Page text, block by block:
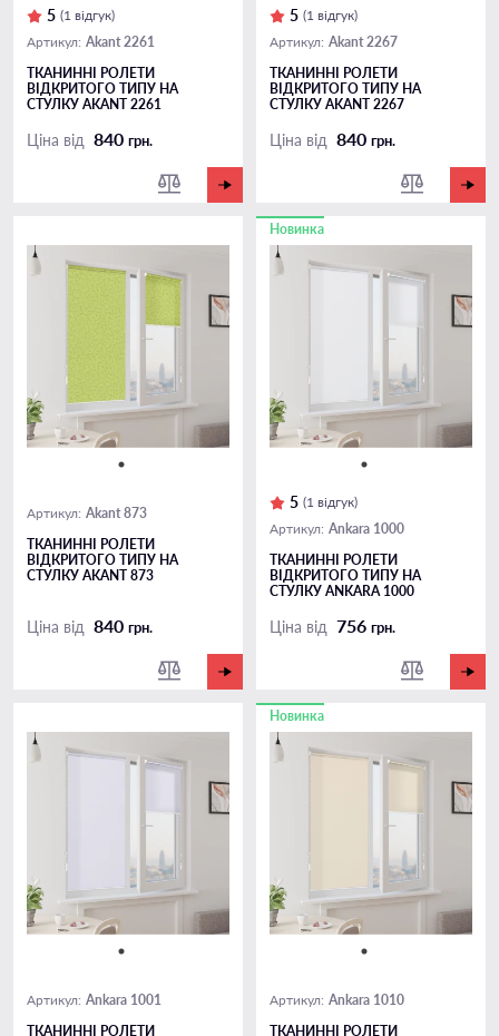
5 (1 відгук)
Артикул: Akant 2261
ТКАНИННІ РОЛЕТИ
ВІДКРИТОГО ТИПУ НА
СТУЛКУ AKANT 2261
Ціна від 840 грн.
5 (1 відгук)
Артикул: Akant 2267
ТКАНИННІ РОЛЕТИ
ВІДКРИТОГО ТИПУ НА
СТУЛКУ AKANT 2267
Ціна від 840 грн.
Артикул: Akant 873
ТКАНИННІ РОЛЕТИ
ВІДКРИТОГО ТИПУ НА
СТУЛКУ AKANT 873
Ціна від 840 грн.
Новинка
5 (1 відгук)
Артикул: Ankara 1000
ТКАНИННІ РОЛЕТИ
ВІДКРИТОГО ТИПУ НА
СТУЛКУ ANKARA 1000
Ціна від 756 грн.
Артикул: Ankara 1001
ТКАНИННІ РОЛЕТИ
Новинка
Артикул: Ankara 1010
ТКАНИННІ РОЛЕТИ